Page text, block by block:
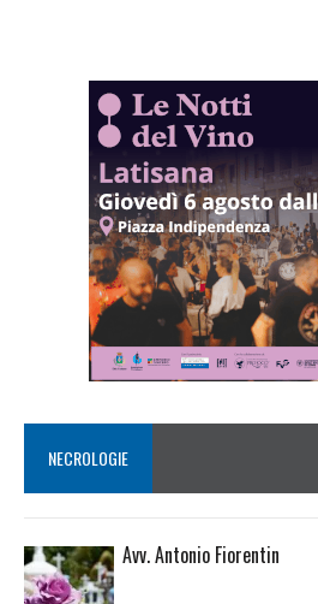
NECROLOGIE
Avv. Antonio Fiorentin